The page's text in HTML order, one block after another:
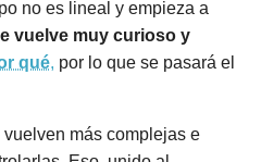
no es lineal y empieza a
vuelve muy curioso y
qué, por lo que se pasará el
más complejas e